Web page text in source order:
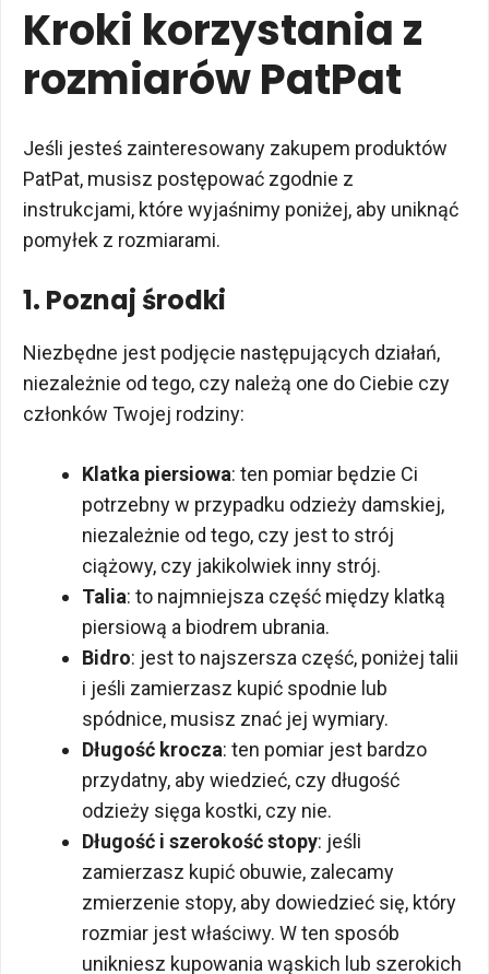
Kroki korzystania z
rozmiarów PatPat
Jeśli jesteś zainteresowany zakupem produktów
PatPat, musisz postępować zgodnie z
instrukcjami, które wyjaśnimy poniżej, aby uniknąć
pomyłek z rozmiarami.
1. Poznaj środki
Niezbędne jest podjęcie następujących działań,
niezależnie od tego, czy należą one do Ciebie czy
członków Twojej rodziny:
Klatka piersiowa: ten pomiar będzie Ci
potrzebny w przypadku odzieży damskiej,
niezależnie od tego, czy jest to strój
ciążowy, czy jakikolwiek inny strój.
Talia: to najmniejsza część między klatką
piersiową a biodrem ubrania.
Bidro: jest to najszersza część, poniżej talii
i jeśli zamierzasz kupić spodnie lub
spódnice, musisz znać jej wymiary.
Długość krocza: ten pomiar jest bardzo
przydatny, aby wiedzieć, czy długość
odzieży sięga kostki, czy nie.
Długość i szerokość stopy: jeśli
zamierzasz kupić obuwie, zalecamy
zmierzenie stopy, aby dowiedzieć się, który
rozmiar jest właściwy. W ten sposób
unikniesz kupowania wąskich lub szerokich